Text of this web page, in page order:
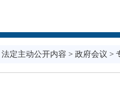
法定主动公开内容 > 政府会议 >